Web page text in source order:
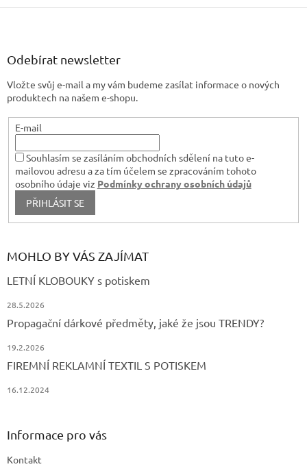
Odebírat newsletter
Vložte svůj e-mail a my vám budeme zasílat informace o nových
produktech na našem e-shopu.
E-mail
Souhlasím se zasíláním obchodních sdělení na tuto e-
mailovou adresu a za tím účelem se zpracováním tohoto
osobního údaje viz Podmínky ochrany osobních údajů
PŘIHLÁSIT SE
MOHLO BY VÁS ZAJÍMAT
LETNÍ KLOBOUKY s potiskem
28.5.2026
Propagační dárkové předměty, jaké že jsou TRENDY?
19.2.2026
FIREMNÍ REKLAMNÍ TEXTIL S POTISKEM
16.12.2024
Informace pro vás
Kontakt